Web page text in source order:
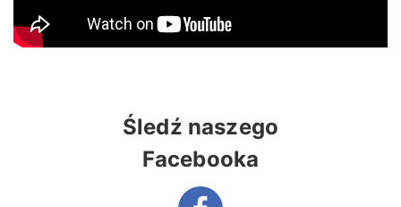
Śledź naszego
Facebooka